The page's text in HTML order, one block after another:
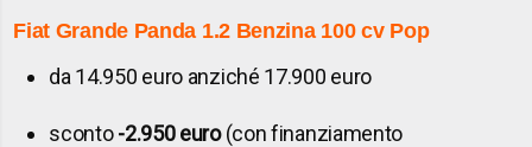
Fiat Grande Panda 1.2 Benzina 100 cvPop
da 14.950 euro anziché 17.900 euro
sconto-2.950 euro(con finanziamento